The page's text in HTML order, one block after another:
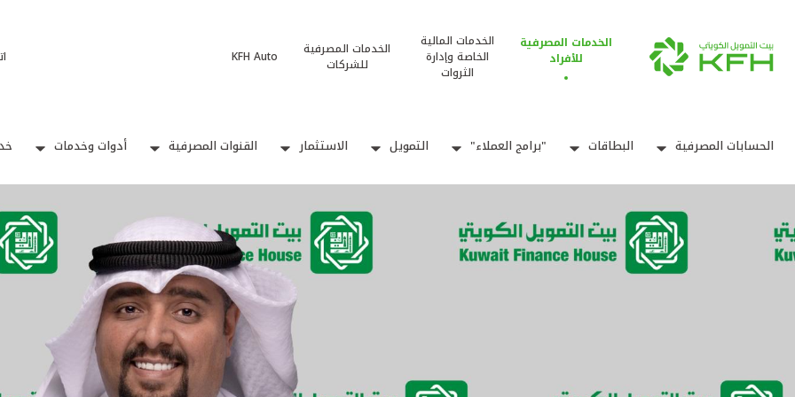
الخدمات المصرفية
للأفراد
الخدمات المالية
الخاصة وإدارة
الثروات
الخدمات المصرفية
للشركات
KFH Auto
الحسابات المصرفية البطاقات "برامج العملاء" التمويل الاستثمار القنوات المصرفية أدوات وخدمات